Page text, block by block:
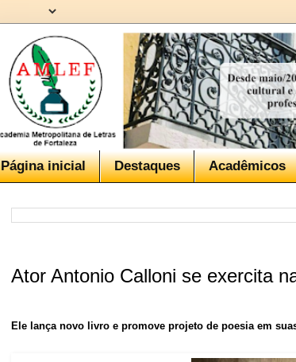
Página inicial Destaques Acadêmicos
Ator Antonio Calloni se exercita
Ele lança novo livro e promove projeto de poesia em